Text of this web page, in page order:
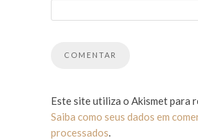
Este site utiliza o Akismet para
Saiba como seus dados em
processados.